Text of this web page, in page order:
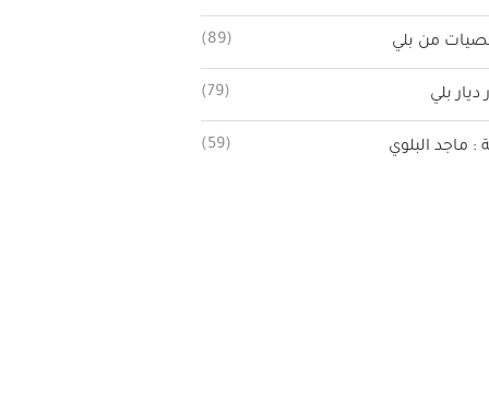
من بلي (89)
ديار بلي (79)
: ماجد البلوي (59)